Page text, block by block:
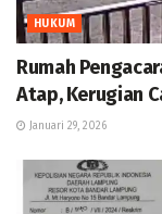
HUKUM
Rumah
Atap, Kerugian
Januari 29, 2026